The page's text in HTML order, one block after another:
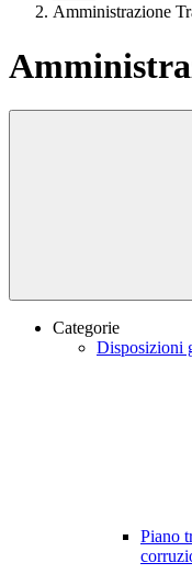
Amministrazione
Categorie
Disposizioni
Piano